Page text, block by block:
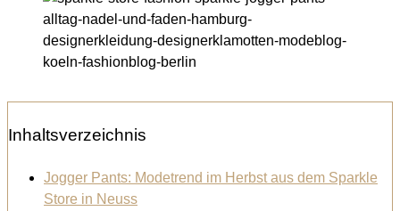
Inhaltsverzeichnis
Jogger Pants: Modetrend im Herbst aus dem Sparkle
Store in Neuss